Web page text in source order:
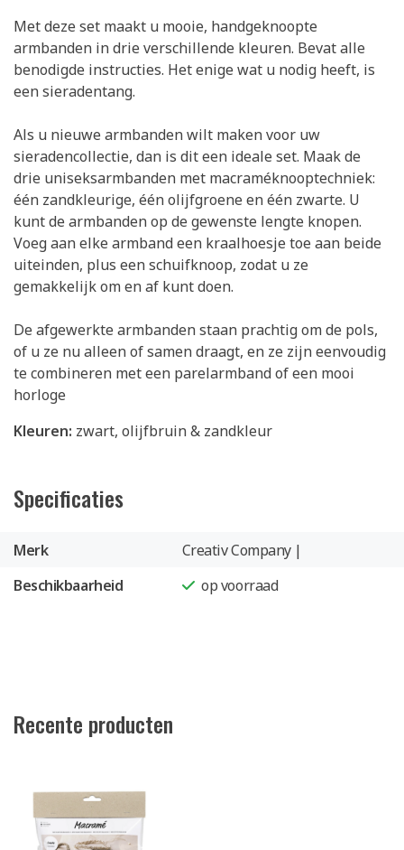
Met deze set maakt u mooie, handgeknoopte
armbanden in drie verschillende kleuren. Bevat alle
benodigde instructies. Het enige wat u nodig heeft, is
een sieradentang.
Als u nieuwe armbanden wilt maken voor uw
sieradencollectie, dan is dit een ideale set. Maak de
drie uniseksarmbanden met macraméknooptechniek:
één zandkleurige, één olijfgroene en één zwarte. U
kunt de armbanden op de gewenste lengte knopen.
Voeg aan elke armband een kraalhoesje toe aan beide
uiteinden, plus een schuifknoop, zodat u ze
gemakkelijk om en af kunt doen.
De afgewerkte armbanden staan prachtig om de pols,
of u ze nu alleen of samen draagt, en ze zijn eenvoudig
te combineren met een parelarmband of een mooi
horloge
Kleuren: zwart, olijfbruin & zandkleur
Specificaties
Merk
Creativ Company |
Beschikbaarheid
op voorraad
Recente producten